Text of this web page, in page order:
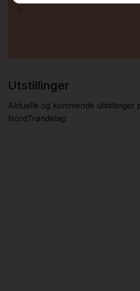
Utstillinger
Aktuelle og kommende utstillinger
NordTrøndelag: